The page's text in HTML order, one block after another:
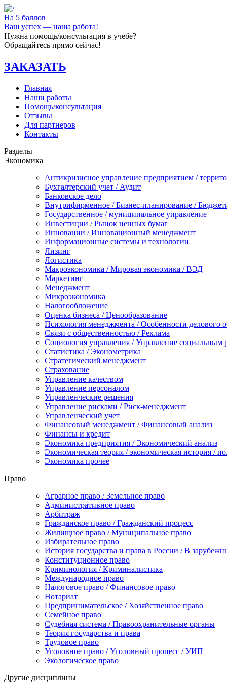
На 5 баллов
Ваш успех — наша работа!
Нужна помощь/консультация в учебе?
Обращайтесь прямо сейчас!
ЗАКАЗАТЬ
Главная
Наши работы
Помощь/консультация
Отзывы
Для партнеров
Контакты
Разделы
Экономика
Антикризисное управление предприятием /
Бухгалтерский учет / Аудит
Банковское дело
Внутрифирменное / Бизнес-планирование /
Государственное / муниципальное управление
Инвестиции / Рынок ценных бумаг
Инновации / Инновационный менеджмент
Информационные системы и технологии
Лизинг
Логистика
Макроэкономика / Мировая экономика / ВЭД
Маркетинг
Менеджмент
Микроэкономика
Налогообложение
Оценка бизнеса / Ценообразование
Психология менеджмента / Особенности делового
Связи с общественностью / Реклама
Социология управления / Управление социальным
Статистика / Эконометрика
Стратегический менеджмент
Страхование
Управление качеством
Управление персоналом
Управленческие решения
Управление рисками / Риск-менеджмент
Управленческий учет
Финансовый менеджмент / Финансовый анализ
Финансы и кредит
Экономика предприятия / Экономический анализ
Экономическая теория / экономическая история /
Экономика прочее
Право
Аграрное право / Земельное право
Административное право
Арбитраж
Гражданское право / Гражданский процесс
Жилищное право / Муниципальное право
Избирательное право
История государства и права в России / В
Конституционное право
Криминология / Криминалистика
Международное право
Налоговое право / Финансовое право
Нотариат
Предпринимательское / Хозяйственное право
Семейное право
Судебная система / Правоохранительные органы
Теория государства и права
Трудовое право
Уголовное право / Уголовный процесс / УИП
Экологическое право
Другие дисциплины